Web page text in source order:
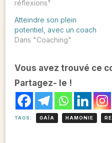
réflexions"
Atteindre son plein
potentiel, avec un coach
Dans "Coaching"
Vous avez trouvé ce
Partagez- le !
TAGS: GAÏA HAMONIE